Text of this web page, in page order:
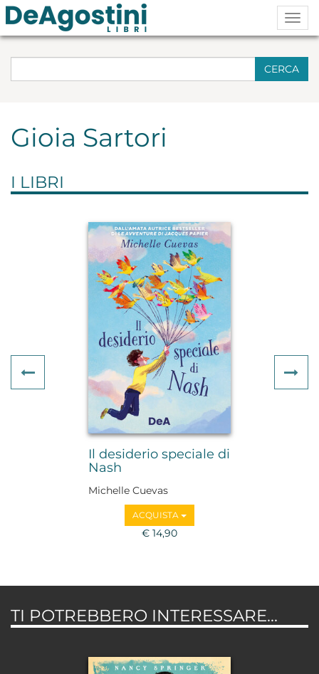
CERCA
Gioia Sartori
I LIBRI
Il desiderio speciale di
Nash
Michelle Cuevas
ACQUISTA
€ 14,90
Previous
TI POTREBBERO INTERESSARE...